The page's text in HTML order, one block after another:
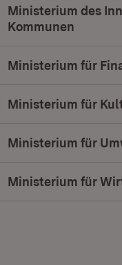
Extern:
Ministerium des
Kommunen
Extern:
Ministerium für
Extern:
Ministerium für
Extern:
Ministerium für
Extern:
Ministerium für